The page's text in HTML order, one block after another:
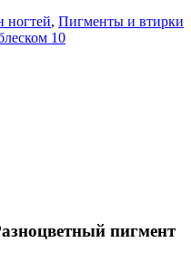
ногтей, Пигменты и втирки
10
пигмент